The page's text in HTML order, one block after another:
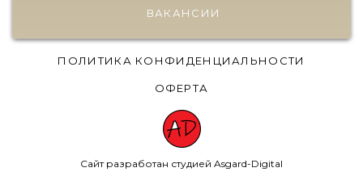
ВАКАНСИИ
ПОЛИТИКА КОНФИДЕНЦИАЛЬНОСТИ
ОФЕРТА
Сайт разработан студией Asgard-Digital